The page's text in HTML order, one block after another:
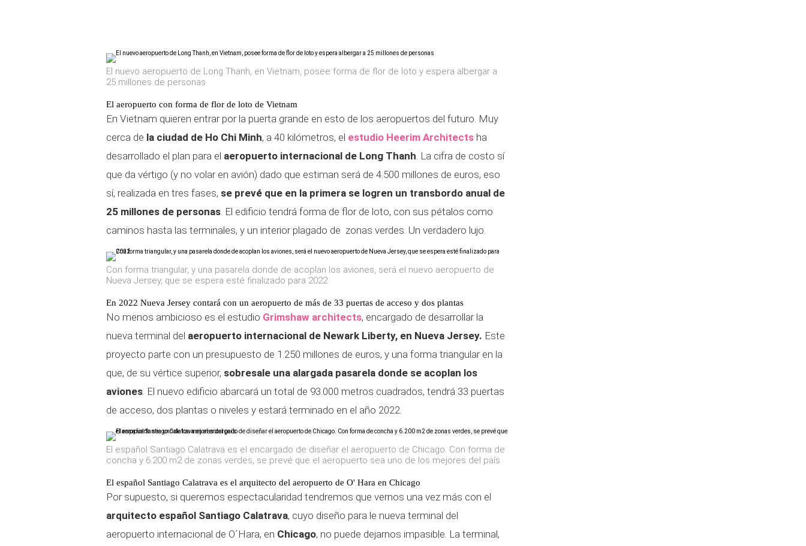
El nuevo aeropuerto de Long Thanh, en Vietnam, posee forma de flor de loto y espera albergar a
25 millones de personas
El aeropuerto con forma de flor de loto de Vietnam
En Vietnam quieren entrar por la puerta grande en esto de los aeropuertos del futuro. Muy
cerca de la ciudad de Ho Chi Minh, a 40 kilómetros, el estudio Heerim Architects ha
desarrollado el plan para el aeropuerto internacional de Long Thanh. La cifra de costo sí
que da vértigo (y no volar en avión) dado que estiman será de 4.500 millones de euros, eso
sí, realizada en tres fases, se prevé que en la primera se logren un transbordo anual de
25 millones de personas. El edificio tendrá forma de flor de loto, con sus pétalos como
caminos hasta las terminales, y un interior plagado de zonas verdes. Un verdadero lujo.
Con forma triangular, y una pasarela donde de acoplan los aviones, será el nuevo aeropuerto de
Nueva Jersey, que se espera esté finalizado para 2022
En 2022 Nueva Jersey contará con un aeropuerto de más de 33 puertas de acceso y dos plantas
No menos ambicioso es el estudio Grimshaw architects, encargado de desarrollar la
nueva terminal del aeropuerto internacional de Newark Liberty, en Nueva Jersey. Este
proyecto parte con un presupuesto de 1.250 millones de euros, y una forma triangular en la
que, de su vértice superior, sobresale una alargada pasarela donde se acoplan los
aviones. El nuevo edificio abarcará un total de 93.000 metros cuadrados, tendrá 33 puertas
de acceso, dos plantas o niveles y estará terminado en el año 2022.
El español Santiago Calatrava es el encargado de diseñar el aeropuerto de Chicago. Con forma de
concha y 6.200 m2 de zonas verdes, se prevé que el aeropuerto sea uno de los mejores del país
El español Santiago Calatrava es el arquitecto del aeropuerto de O' Hara en Chicago
Por supuesto, si queremos espectacularidad tendremos que vernos una vez más con el
arquitecto español Santiago Calatrava, cuyo diseño para le nueva terminal del
aeropuerto internacional de O´Hara, en Chicago, no puede dejarnos impasible. La terminal,